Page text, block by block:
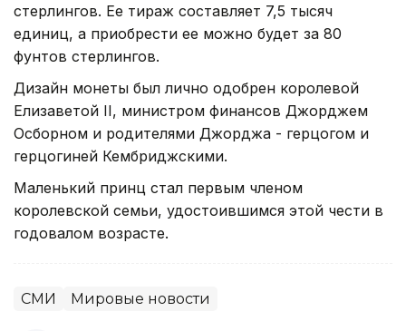
стерлингов. Ее тираж составляет 7,5 тысяч
единиц, а приобрести ее можно будет за 80
фунтов стерлингов.
Дизайн монеты был лично одобрен королевой
Елизаветой II, министром финансов Джорджем
Осборном и родителями Джорджа - герцогом и
герцогиней Кембриджскими.
Маленький принц стал первым членом
королевской семьи, удостоившимся этой чести в
годовалом возрасте.
СМИ Мировые новости